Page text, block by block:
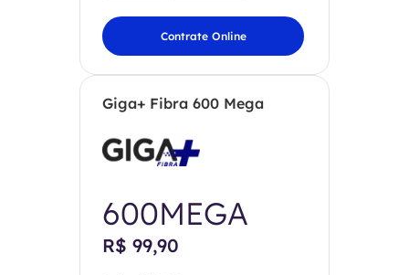
Contrate Online
Giga+ Fibra 600 Mega
600MEGA
R$ 99,90